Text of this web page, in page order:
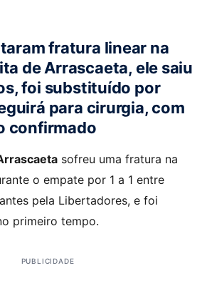
fratura linear na
de Arrascaeta, ele saiu
foi substituído por
para cirurgia, com
confirmado
sofreu uma fratura na
o empate por 1 a 1 entre
pela Libertadores, e foi
primeiro tempo.
PUBLICIDADE